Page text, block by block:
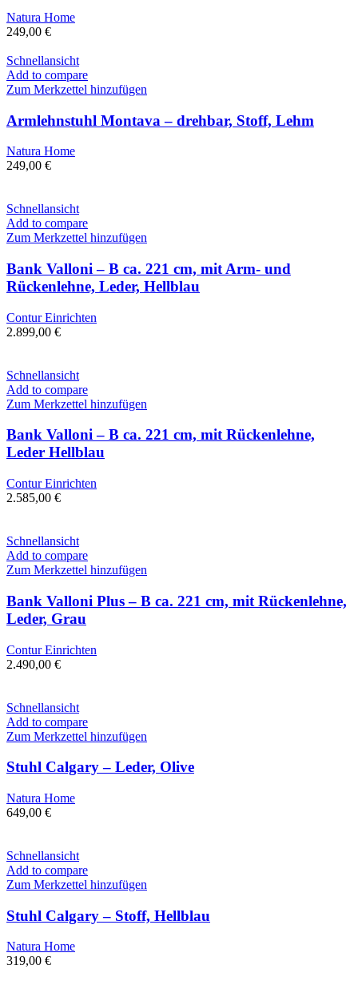
Natura Home
249,00 €
Schnellansicht
Add to compare
Zum Merkzettel hinzufügen
Armlehnstuhl Montava – drehbar, Stoff, Lehm
Natura Home
249,00 €
Schnellansicht
Add to compare
Zum Merkzettel hinzufügen
Bank Valloni – B ca. 221 cm, mit Arm- und
Rückenlehne, Leder, Hellblau
Contur Einrichten
2.899,00 €
Schnellansicht
Add to compare
Zum Merkzettel hinzufügen
Bank Valloni – B ca. 221 cm, mit Rückenlehne,
Leder Hellblau
Contur Einrichten
2.585,00 €
Schnellansicht
Add to compare
Zum Merkzettel hinzufügen
Bank Valloni Plus – B ca. 221 cm, mit Rückenlehne,
Leder, Grau
Contur Einrichten
2.490,00 €
Schnellansicht
Add to compare
Zum Merkzettel hinzufügen
Stuhl Calgary – Leder, Olive
Natura Home
649,00 €
Schnellansicht
Add to compare
Zum Merkzettel hinzufügen
Stuhl Calgary – Stoff, Hellblau
Natura Home
319,00 €